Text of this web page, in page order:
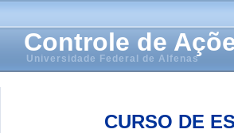
Controle de
Universidade Federal de Alfenas
CURSO DE